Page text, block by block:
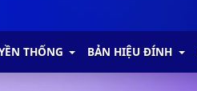
THỐNG BẢN HIỆU ĐÍNH